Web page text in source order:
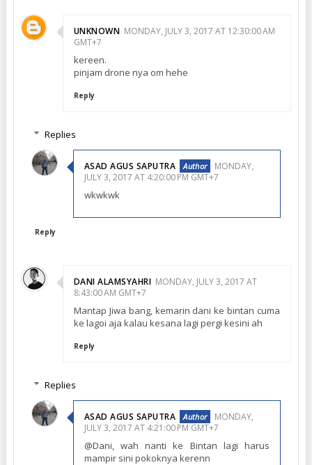
UNKNOWN MONDAY, JULY 3, 2017 AT 12:30:00 AM
GMT+7
kereen.
pinjam drone nya om hehe
Reply
Replies
ASAD AGUS SAPUTRA
MONDAY,
JULY 3, 2017 AT 4:20:00 PM GMT+7
wkwkwk
Reply
DANI ALAMSYAHRI MONDAY, JULY 3, 2017 AT
8:43:00 AM GMT+7
Mantap Jiwa bang, kemarin dani ke bintan cuma
ke lagoi aja kalau kesana lagi pergi kesini ah
Reply
Replies
ASAD AGUS SAPUTRA
MONDAY,
JULY 3, 2017 AT 4:21:00 PM GMT+7
@Dani, wah nanti ke Bintan lagi harus
mampir sini pokoknya kerenn